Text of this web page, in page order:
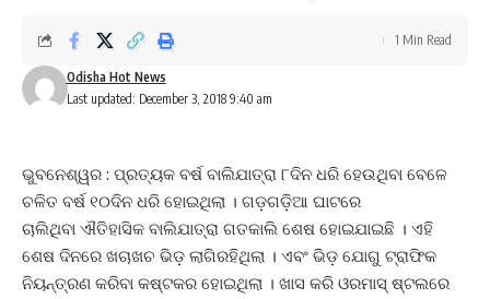
Last updated: December 3, 2018 9:40 am
Odisha Hot News
1 Min Read
ଭୁବନେଶ୍ୱର : ପ୍ରତ୍ୟକ ବର୍ଷ ବାଲିଯାତ୍ରା ୮ଦିନ ଧରି ହେଉଥିବା ବେଳେ
ଚଳିତ ବର୍ଷ ୧୦ଦିନ ଧରି ହୋଇଥିଲା । ଗଡ଼ଗଡ଼ିଆ ଘାଟରେ
ଚାଲିଥିବା ଐତିହାସିକ ବାଲିଯାତ୍ରା ଗତକାଲି ଶେଷ ହୋଇଯାଇଛି । ଏହି
ଶେଷ ଦିନରେ ଖଚାଖଚ ଭିଡ଼ ଲାଗିରହିଥିଲା । ଏବଂ ଭିଡ଼ ଯୋଗୁ ଟ୍ରାଫିକ
ନିୟନ୍ତ୍ରଣ କରିବା କଷ୍ଟକର ହୋଇଥିଲା । ଖାସ କରି ଓରମାସ୍ ଷ୍ଟଲରେ